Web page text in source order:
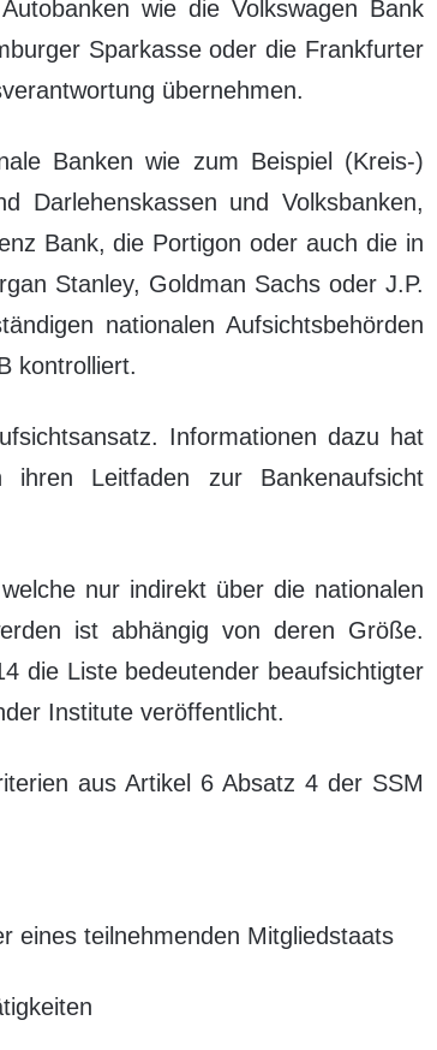
wie die Volkswagen Bank
Sparkasse oder die Frankfurter
übernehmen.
Banken wie zum Beispiel (Kreis-)
Darlehenskassen und Volksbanken,
Bank, die Portigon oder auch die in
Stanley, Goldman Sachs oder J.P.
nationalen Aufsichtsbehörden
kontrolliert.
Informationen dazu hat
Leitfaden zur Bankenaufsicht
nur indirekt über die nationalen
ist abhängig von deren Größe.
die Liste bedeutender beaufsichtigter
Institute veröffentlicht.
aus Artikel 6 Absatz 4 der SSM
eines teilnehmenden Mitgliedstaats